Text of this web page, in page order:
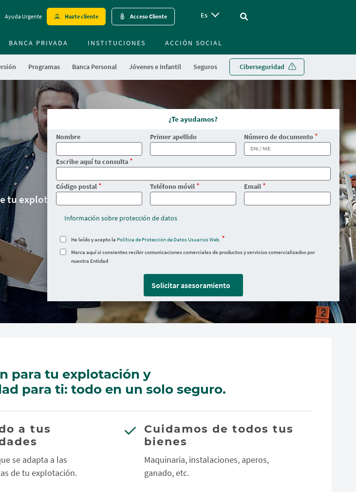
to
contentt
Ayuda Urgente Hazte cliente Acceso Cliente Es Vinculo - Buscar en la web
Programas Banca Personal Jóvenes e Infantil Seguros Ciberseguridad
BANCA PRIVADA INSTITUCIONES ACCIÓN SOCIAL
tu explotación
¿Te ayudamos?
Nombre Primer apellido Número de documento
Escribe aquí tu consulta
Código postal Teléfono móvil Email
Información sobre protección de datos
He leído y acepto la Política de Protección de Datos Usuarios Web.
Marca aquí si consientes recibir comunicaciones comerciales de productos y servicios comercializados por
nuestra Entidad
Solicitar asesoramiento
para tu explotación y
para ti: todo en un solo seguro.
a tus
se adapta a las
de tu explotación.
Cuidamos de todos tus
bienes
Maquinaria, instalaciones, aperos,
ganado, etc.